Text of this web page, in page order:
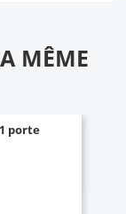
MÊME
porte